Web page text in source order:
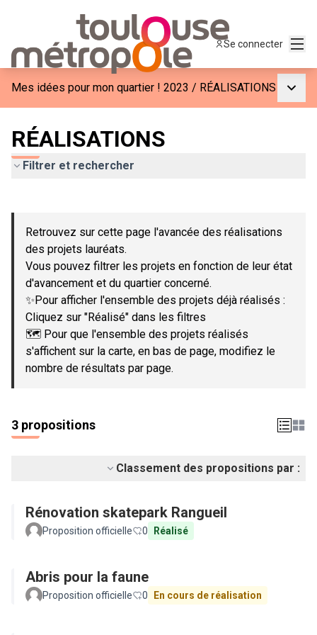
Se connecter
Mes idées pour mon quartier ! 2023 / RÉALISATIONS
RÉALISATIONS
Filtrer et rechercher
−
Retrouvez sur cette page l'avancée des réalisations
des projets lauréats.
Vous pouvez filtrer les projets en fonction de leur état
d'avancement et du quartier concerné.
✨Pour afficher l'ensemble des projets déjà réalisés :
Cliquez sur "Réalisé" dans les filtres
🗺️ Pour que l'ensemble des projets réalisés
s'affichent sur la carte, en bas de page, modifiez le
nombre de résultats par page.
3 propositions
Classement des propositions par :
Rénovation skatepark Rangueil
Proposition officielle 0 Réalisé
Abris pour la faune
Proposition officielle 0 En cours de réalisation